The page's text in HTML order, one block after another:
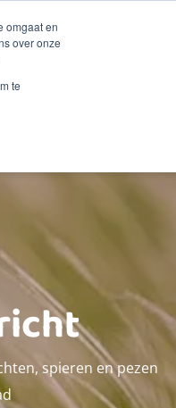
omgaat en
over onze
te
Duurzaamheid
spieren en pezen